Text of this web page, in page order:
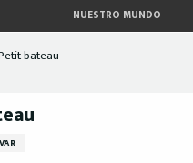
NUESTRO MUNDO
bateau